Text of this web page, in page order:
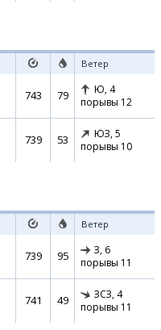
Ветер
743 79 Ю, 4
порывы 12
739 53 ЮЗ, 5
порывы 10
Ветер
739 95 З, 6
порывы 11
741 49 ЗСЗ, 4
порывы 11